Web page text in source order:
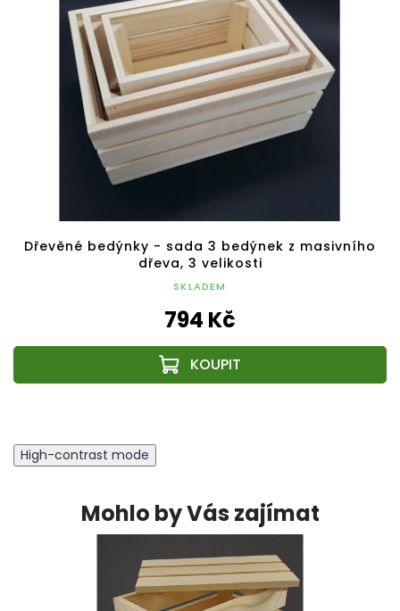
Dřevěné bedýnky - sada 3 bedýnek z masivního
dřeva, 3 velikosti
SKLADEM
794 Kč
High-contrast mode
Mohlo by Vás zajímat